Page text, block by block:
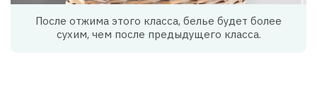
После отжима этого класса, белье будет более
сухим, чем после предыдущего класса.